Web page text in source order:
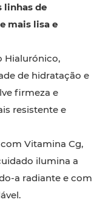
linhas de
mais lisa e
Hialurónico,
de hidratação e
firmeza e
resistente e
Vitamina Cg,
ilumina a
a radiante e com